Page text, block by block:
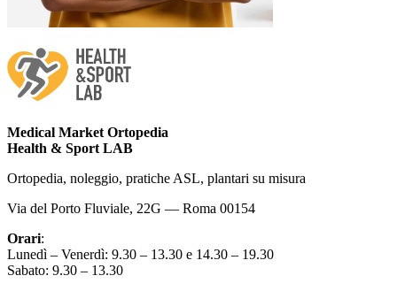
Medical Market Ortopedia
Health & Sport LAB
Ortopedia, noleggio, pratiche ASL, plantari su misura
Via del Porto Fluviale, 22G — Roma 00154
Orari:
Lunedì – Venerdì: 9.30 – 13.30 e 14.30 – 19.30
Sabato: 9.30 – 13.30